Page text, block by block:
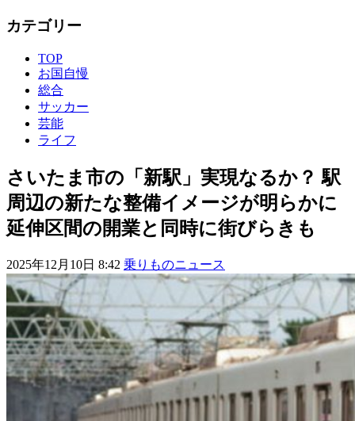
カテゴリー
TOP
お国自慢
総合
サッカー
芸能
ライフ
さいたま市の「新駅」実現なるか？ 駅
周辺の新たな整備イメージが明らかに
延伸区間の開業と同時に街びらきも
2025年12月10日 8:42 乗りものニュース